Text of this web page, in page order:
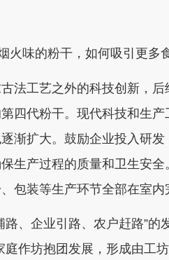
火味的粉干，如何吸引更多
法工艺之外的科技创新，
四代粉干。现代科技和生
渐扩大。鼓励企业投入研
生产过程的质量和卫生安
包装等生产环节全部在室内
路、企业引路、农户赶路”的
作坊抱团发展，形成由工坊